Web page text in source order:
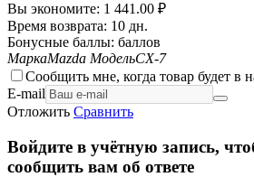
Вы экономите: 1 441.00 ₽
Время возврата: 10 дн.
Бонусные баллы: баллов
МаркаMazda МодельCX-7
Сообщить мне, когда товар будет в
E-mail
Отложить Сравнить
Войдите в учётную запись,
сообщить вам об ответе